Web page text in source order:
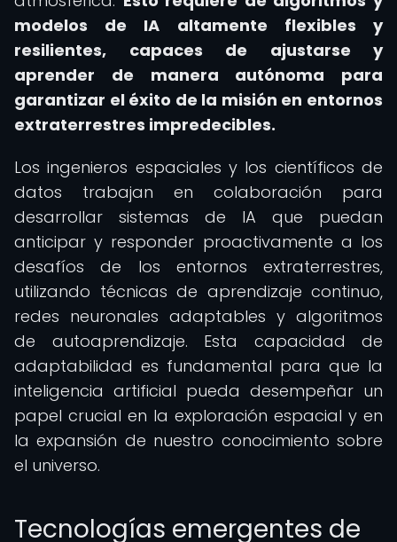
modelos de IA altamente flexibles y
resilientes, capaces de ajustarse y
aprender de manera autónoma para
garantizar el éxito de la misión en entornos
extraterrestres impredecibles.
Los ingenieros espaciales y los científicos de
datos trabajan en colaboración para
desarrollar sistemas de IA que puedan
anticipar y responder proactivamente a los
desafíos de los entornos extraterrestres,
utilizando técnicas de aprendizaje continuo,
redes neuronales adaptables y algoritmos
de autoaprendizaje. Esta capacidad de
adaptabilidad es fundamental para que la
inteligencia artificial pueda desempeñar un
papel crucial en la exploración espacial y en
la expansión de nuestro conocimiento sobre
el universo.
Tecnologías emergentes de